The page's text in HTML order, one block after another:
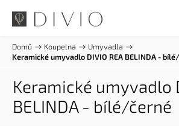
Domů / Koupelna / Umyvadla /
Keramické umyvadlo DIVIO REA BELINDA -
Keramické umyvadlo
BELINDA - bílé/černé